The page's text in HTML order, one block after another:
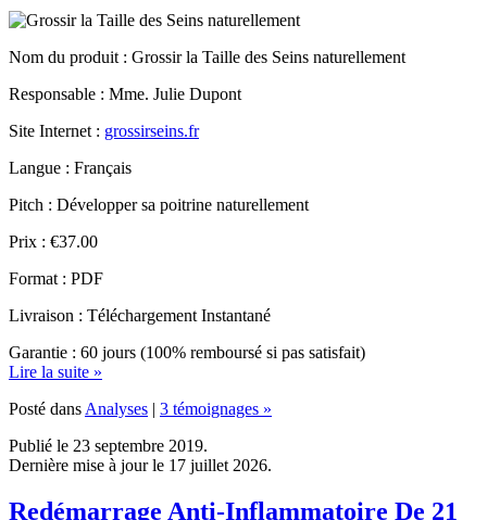
Nom du produit: Grossir la Taille des Seins naturellement
Responsable : Mme. Julie Dupont
Site Internet : grossirseins.fr
Langue : Français
Pitch : Développer sa poitrine naturellement
Prix : €37.00
Format : PDF
Livraison : Téléchargement Instantané
Garantie : 60 jours (100% remboursé si pas satisfait)
Posté dansAnalyses
Publié le 23 septembre 2019.
Redémarrage Anti-Inflammatoire De 21
Jours, Evaluation, Avis et Témoignages.